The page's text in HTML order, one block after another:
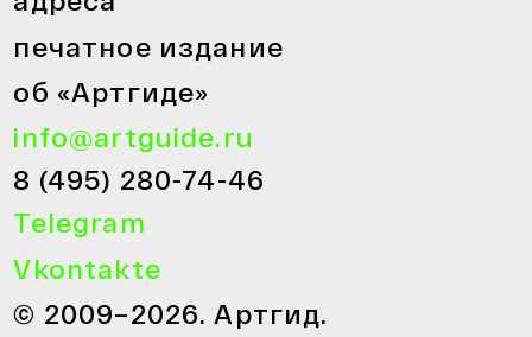
печатное издание
об «Артгиде»
info@artguide.ru
8 (495) 280-74-46
© 2009–2026. Артгид.
Telegram
Vkontakte